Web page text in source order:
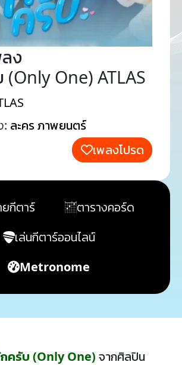
ง
(Only One) ATLAS
: ละคร ภาพยนตร์
เพลงโปรด
กีตาร์
ตารางคอร์ด
เล่นกีตาร์ออนไลน์
Metronome
ครับ (Only One) จากศิลปิน